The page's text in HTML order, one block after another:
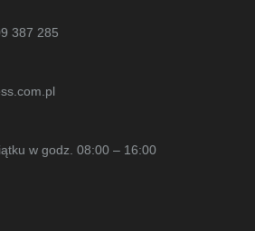
387 285
w godz. 08:00 – 16:00